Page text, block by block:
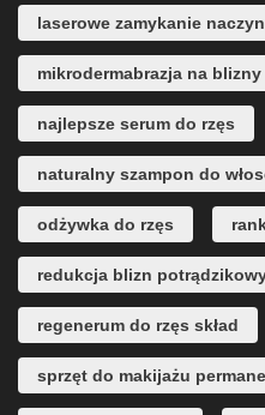
laserowe zamykanie
mikrodermabrazja na blizny
najlepsze serum do rzęs
naturalny szampon do
odżywka do rzęs
redukcja blizn
regenerum do rzęs skład
sprzęt do makijażu